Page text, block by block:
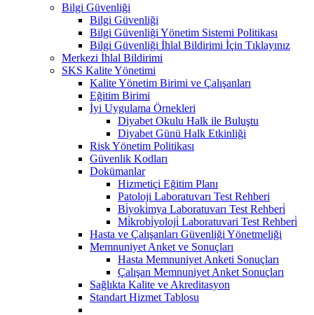
Bilgi Güvenliği
Bilgi Güvenliği
Bilgi Güvenliği Yönetim Sistemi Politikası
Bilgi Güvenliği İhlal Bildirimi İçin Tıklayınız
Merkezi İhlal Bildirimi
SKS Kalite Yönetimi
Kalite Yönetim Birimi ve Çalışanları
Eğitim Birimi
İyi Uygulama Örnekleri
Diyabet Okulu Halk ile Buluştu
Diyabet Günü Halk Etkinliği
Risk Yönetim Politikası
Güvenlik Kodları
Dokümanlar
Hizmetiçi Eğitim Planı
Patoloji Laboratuvarı Test Rehberi
Bi̇yoki̇mya Laboratuvarı Test Rehberi̇
Mi̇krobi̇yoloji̇ Laboratuvari Test Rehberi̇
Hasta ve Çalışanları Güvenliği Yönetmeliği
Memnuniyet Anket ve Sonuçları
Hasta Memnuniyet Anketi Sonuçları
Çalışan Memnuniyet Anket Sonuçları
Sağlıkta Kalite ve Akreditasyon
Standart Hizmet Tablosu